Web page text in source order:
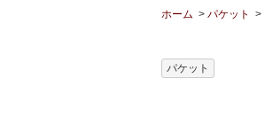
ホーム > パケット >
パケット